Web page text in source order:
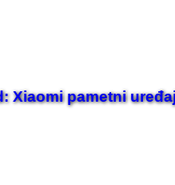
Xiaomi pametni